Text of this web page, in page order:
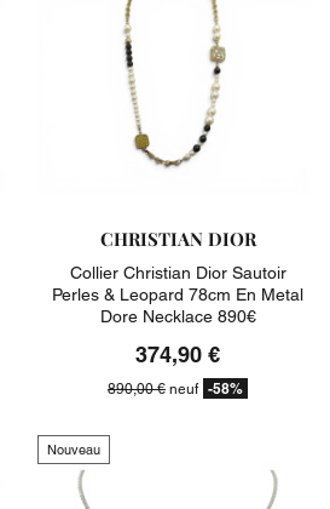
CHRISTIAN DIOR
Collier Christian Dior Sautoir
Perles & Leopard 78cm En Metal
Dore Necklace 890€
374,90 €
890,00 € neuf -58%
Nouveau